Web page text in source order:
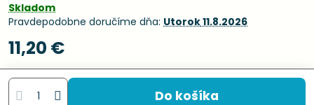
Skladom
Pravdepodobne doručíme dňa: Utorok11.8.2026
11,20 €
Do košíka